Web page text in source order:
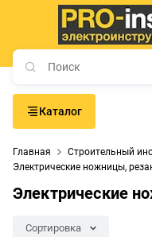
Каталог
Главная Строительный
Электрические ножницы,
Электрические
Сортировка